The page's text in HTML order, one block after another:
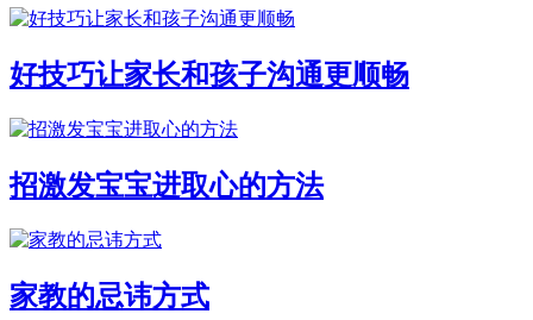
好技巧让家长和孩子沟通更顺畅
招激发宝宝进取心的方法
家教的忌讳方式